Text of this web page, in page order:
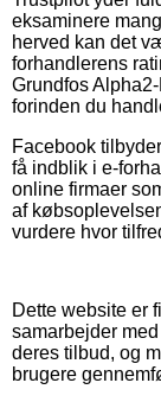
eksaminere
herved kan det
forhandlerens
Grundfos
forinden du
Facebook
få indblik i e-
online firmaer
af
vurdere hvor
Dette website er
samarbejder
deres tilbud, og
brugere